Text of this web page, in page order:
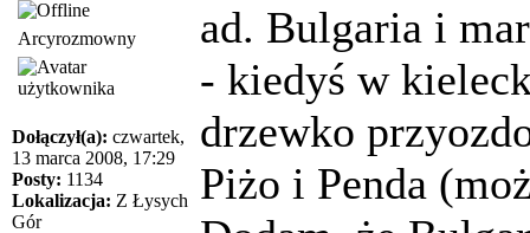
Arcyrozmowny
Dołączył(a): czwartek,
13 marca 2008, 17:29
Posty: 1134
Lokalizacja: Z Łysych
Gór
ad. Bulgaria i
- kiedyś w
drzewko
Piżo i Penda